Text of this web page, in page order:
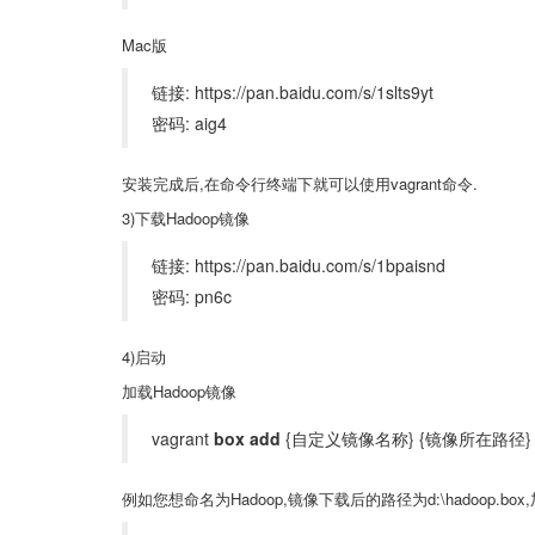
Mac版
链接: https://pan.baidu.com/s/1slts9yt
密码: aig4
安装完成后,在命令行终端下就可以使用vagrant命令.
3)下载Hadoop镜像
链接: https://pan.baidu.com/s/1bpaisnd
密码: pn6c
4)启动
加载Hadoop镜像
vagrant box add {自定义镜像名称} {镜像所在路径}
例如您想命名为Hadoop,镜像下载后的路径为d:\hadoop.box,